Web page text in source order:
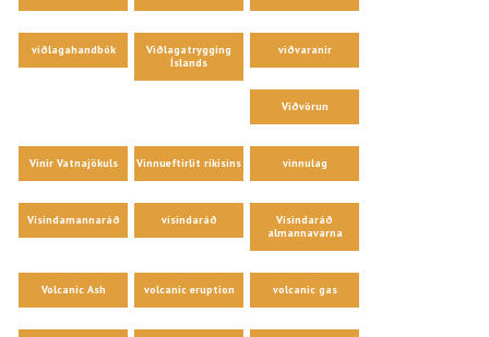
viðlagahandbók
Viðlagatrygging
Íslands
viðvaranir
Viðvörun
Vinir Vatnajökuls Vinnueftirlit ríkisins vinnulag
Vísindamannaráð vísindaráð
Vísindaráð
almannavarna
Volcanic Ash volcanic eruption volcanic gas